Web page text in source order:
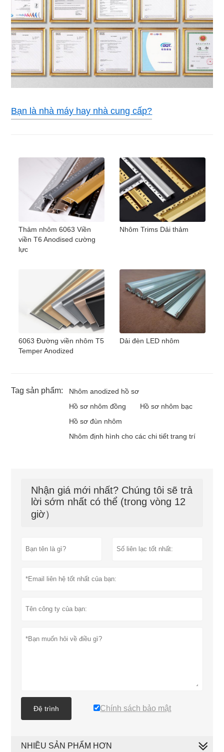
Bạn là nhà máy hay nhà cung cấp?
Thảm nhôm 6063 Viền
viền T6 Anodised cường
lực
Nhôm Trims Dải thảm
6063 Đường viền nhôm T5
Temper Anodized
Dải đèn LED nhôm
Tag sản phẩm:
Nhôm anodized hồ sơ
Hồ sơ nhôm đồng
Hồ sơ nhôm bạc
Hồ sơ đùn nhôm
Nhôm định hình cho các chi tiết trang trí
Nhận giá mới nhất? Chúng tôi sẽ trả
lời sớm nhất có thể (trong vòng 12
giờ）
Đệ trình Chính sách bảo mật
NHIỀU SẢN PHẨM HƠN